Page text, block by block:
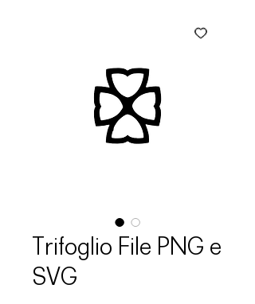
Trifoglio File PNG e
SVG